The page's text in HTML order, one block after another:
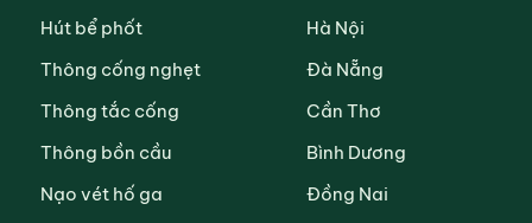
Hút bể phốt
Thông cống nghẹt
Thông tắc cống
Thông bồn cầu
Nạo vét hố ga
Hà Nội
Đà Nẵng
Cần Thơ
Bình Dương
Đồng Nai